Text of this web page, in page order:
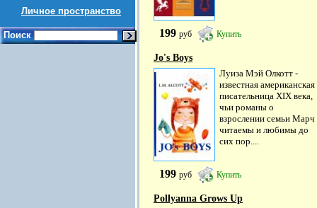
Личное пространство
Поиск 199 руб Купить
Jo's Boys
Луиза Мэй Олкотт -
известная американская
писательница XIX века,
чьи романы о
взрослении семьи Марч
читаемы и любимы до
сих пор....
199 руб Купить
Pollyanna Grows Up